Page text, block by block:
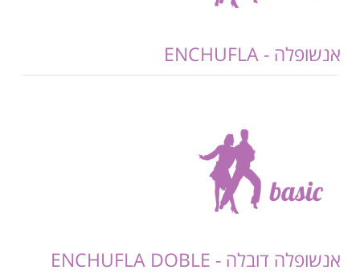
אנשופלה - ENCHUFLA
אנשופלה דובלה - ENCHUFLA DOBLE